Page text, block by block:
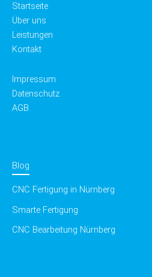
Startseite
Über uns
Leistungen
Kontakt
Impressum
Datenschutz
AGB
Blog
CNC Fertigung in Nürnberg
Smarte Fertigung
CNC Bearbeitung Nürnberg